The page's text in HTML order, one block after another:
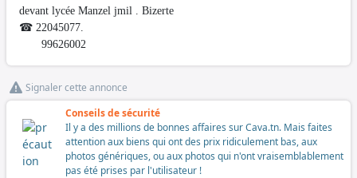
devant lycée Manzel jmil . Bizerte
☎ 22045077.
99626002
Signaler cette annonce
Conseils de sécurité
Il y a des millions de bonnes affaires sur Cava.tn. Mais faites
attention aux biens qui ont des prix ridiculement bas, aux
photos génériques, ou aux photos qui n'ont vraisemblablement
pas été prises par l'utilisateur !